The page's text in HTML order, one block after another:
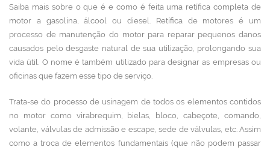
Saiba mais sobre o que é e como é feita uma retífica completa de
motor a gasolina, álcool ou diesel. Retífica de motoresé um
processo de manutenção do motor para reparar pequenos danos
causados pelo desgaste natural de sua utilização, prolongando sua
vida útil. O nome é também utilizado para designar as empresas ou
oficinas que fazem esse tipo de serviço.
Trata-se do processo de usinagem de todos os elementos contidos
no motor como virabrequim, bielas, bloco, cabeçote, comando,
volante, válvulas de admissão e escape, sede de válvulas, etc. Assim
como a troca de elementos fundamentais (que não podem passar